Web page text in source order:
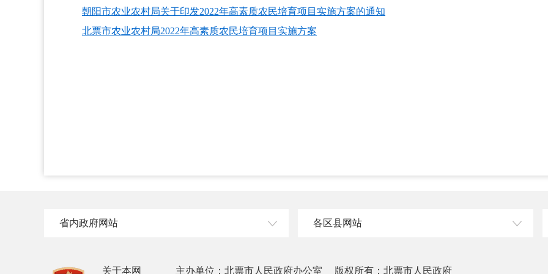
朝阳市农业农村局关于印发2022年高素质农民培育项目实施方案的通知
北票市农业农村局2022年高素质农民培育项目实施方案
省内政府网站 各区县网站
关于本网 主办单位：北票市人民政府办公室 版权所有：北票市人民政府